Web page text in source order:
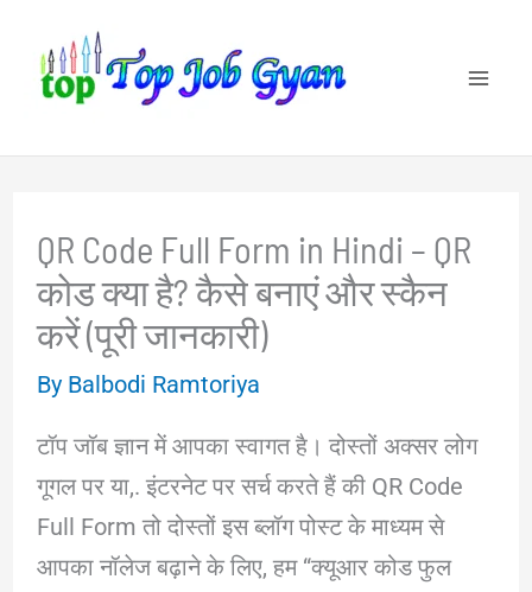
content
QR Code Full Form in Hindi – QR
कोड क्या है? कैसे बनाएं और स्कैन
करें (पूरी जानकारी)
By Balbodi Ramtoriya
टॉप जॉब ज्ञान में आपका स्वागत है। दोस्तों अक्सर लोग
गूगल पर या,. इंटरनेट पर सर्च करते हैं की QR Code
Full Form तो दोस्तों इस ब्लॉग पोस्ट के माध्यम से
आपका नॉलेज बढ़ाने के लिए, हम “क्यूआर कोड फुल